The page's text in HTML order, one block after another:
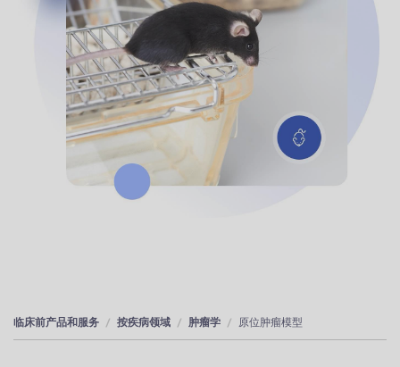
临床前产品和服务 按疾病领域 肿瘤学 原位肿瘤模型